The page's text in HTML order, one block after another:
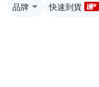
品牌 快速到貨